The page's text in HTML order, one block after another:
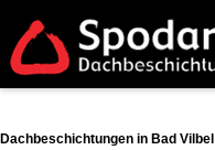
Dachbeschichtungen in Bad